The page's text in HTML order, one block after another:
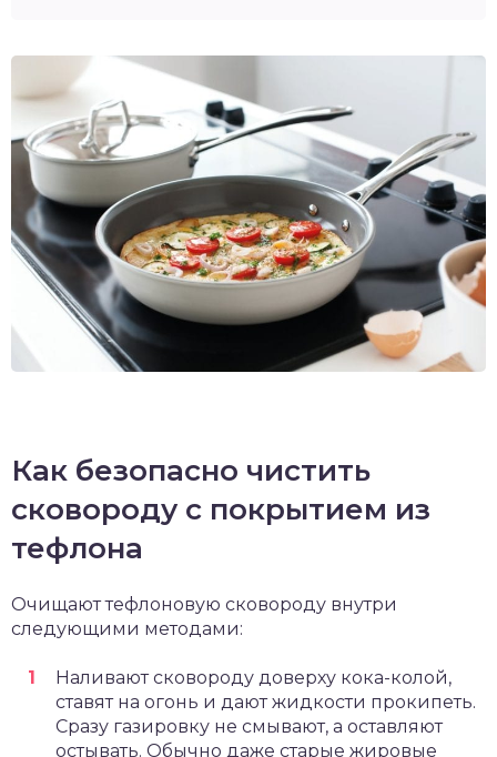
Как безопасно чистить
сковороду с покрытием из
тефлона
Очищают тефлоновую сковороду внутри
следующими методами:
Наливают сковороду доверху кока-колой,
ставят на огонь и дают жидкости прокипеть.
Сразу газировку не смывают, а оставляют
остывать. Обычно даже старые жировые